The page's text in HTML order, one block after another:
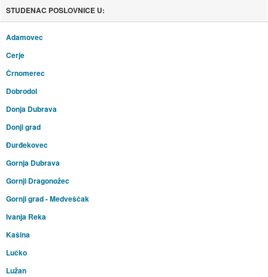
STUDENAC POSLOVNICE U:
Adamovec
Cerje
Črnomerec
Dobrodol
Donja Dubrava
Donji grad
Đurđekovec
Gornja Dubrava
Gornji Dragonožec
Gornji grad - Medveščak
Ivanja Reka
Kašina
Lučko
Lužan